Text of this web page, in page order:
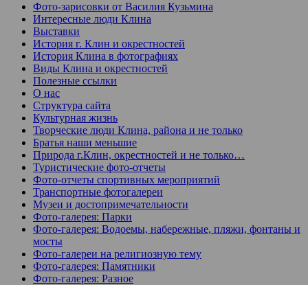
Фото-зарисовки от Василия Кузьмина
Интересные люди Клина
Выставки
История г. Клин и окрестностей
История Клина в фотографиях
Виды Клина и окрестностей
Полезные ссылки
О нас
Структура сайта
Культурная жизнь
Творческие люди Клина, района и не только
Братья наши меньшие
Природа г.Клин, окрестностей и не только…
Туристические фото-отчеты
Фото-отчеты спортивных мероприятий
Транспортные фотогалереи
Музеи и достопримечательности
Фото-галерея: Парки
Фото-галерея: Водоемы, набережные, пляжи, фонтаны и
мосты
Фото-галереи на религиозную тему
Фото-галерея: Памятники
Фото-галерея: Разное